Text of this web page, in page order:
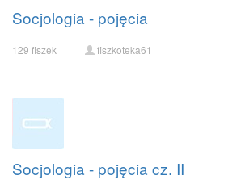
Socjologia - pojęcia
129 fiszek fiszkoteka61
Socjologia - pojęcia cz. II